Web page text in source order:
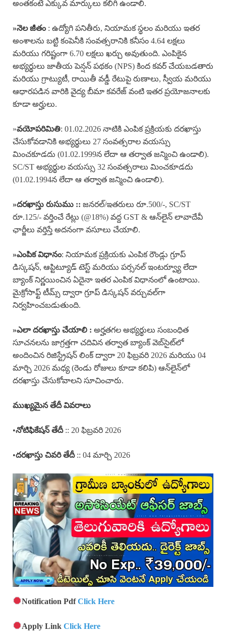
అంతకంటే ఎక్కువ మార్కులు కలిగి ఉండాలి.
»నెల జీతం: ఉద్యోగి పనితీరు, నియామక స్థలం మరియు ఇతర
అంశాలను బట్టి కంపెనీకి సంవత్సరానికి కనీసం 4.64 లక్షలు
మరియు గరిష్టంగా 6.70 లక్షలు ఖర్చు అవుతుంది. ఎంపికైన
అభ్యర్థులు జాతీయ పెన్షన్ పథకం (NPS) కింద కవర్ చేయబడతారు
మరియు గ్రాట్యుటీ, రాయితీ వడ్డీ రేటుపై రుణాలు, స్వీయ మరియు
ఆధారపడిన వారికి వైద్య బీమా కవరేజ్ వంటి ఇతర ప్రయోజనాలకు
కూడా అర్హులు.
»వయోపరిమితి: 01.02.2026 నాటికి ఎంపిక ప్రక్రియకు దరఖాస్తు
చేసుకోవడానికి అభ్యర్థులు 27 సంవత్సరాల వయస్సు
మించకూడదు (01.02.1999న లేదా ఆ తర్వాత జన్మించి ఉండాలి).
SC/ST అభ్యర్థుల వయస్సు 32 సంవత్సరాలు మించకూడదు
(01.02.1994న లేదా ఆ తర్వాత జన్మించి ఉండాలి).
»దరఖాస్తు రుసుము :: జనరల్/ఇతరులు రూ.500/-, SC/ST
రూ.125/- వర్తించే రేట్లు (@18%) వద్ద GST & ఆన్‌లైన్ లావాదేవీ
ఛార్జీలు వర్తిస్తే అదనంగా వసూలు చేయాలి.
»ఎంపిక విధానం: నియామక ప్రక్రియకు ఎంపిక రౌండ్లు గ్రూప్
డిస్కషన్, ఆప్టిట్యూడ్ టెస్ట్ మరియు పర్సనల్ ఇంటర్వ్యూ లేదా
బ్యాంక్ నిర్ణయించిన ఏదైనా ఇతర ఎంపిక విధానంలో ఉంటాయి.
మైక్రోసాఫ్ట్ టీమ్స్ ద్వారా గ్రూప్ డిస్కషన్ వర్చువల్‌గా
నిర్వహించబడుతుంది.
»ఎలా దరఖాస్తు చేయాలి : అర్హతగల అభ్యర్థులు సంబంధిత
సూచనలను జాగ్రత్తగా చదివిన తర్వాత బ్యాంక్ వెబ్‌సైట్‌లో
అందించిన రిజిస్ట్రేషన్ లింక్ ద్వారా 20 ఫిబ్రవరి 2026 మరియు 04
మార్చి 2026 మధ్య (రెండు రోజులు కూడా కలిపి) ఆన్‌లైన్‌లో
దరఖాస్తు చేసుకోవాలని సూచించారు.
ముఖ్యమైన తేదీ వివరాలు
•నోటిఫికేషన్ తేదీ:: 20 ఫిబ్రవరి 2026
•దరఖాస్తు చివరి తేదీ:: 04 మార్చి 2026
Notification PdfClick Here
Apply LinkClick Here